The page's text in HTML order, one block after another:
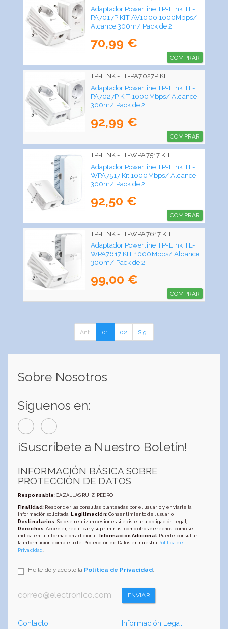
Adaptador Powerline TP-Link TL-
PA7017P KIT AV1000 1000Mbps/
Alcance 300m/ Pack de 2
70,99 €
COMPRAR
TP-LINK - TL-PA7027P KIT
Adaptador Powerline TP-Link TL-
PA7027P KIT 1000Mbps/ Alcance
300m/ Pack de 2
92,99 €
COMPRAR
TP-LINK - TL-WPA7517 KIT
Adaptador Powerline TP-Link TL-
WPA7517 Kit 1000Mbps/ Alcance
300m/ Pack de 2
92,50 €
COMPRAR
TP-LINK - TL-WPA7617 KIT
Adaptador Powerline TP-Link TL-
WPA7617 KIT 1000Mbps/ Alcance
300m/ Pack de 2
99,00 €
COMPRAR
Ant. 01 02 Sig.
Sobre Nosotros
Síguenos en:
¡Suscríbete a Nuestro Boletín!
INFORMACIÓN BÁSICA SOBRE
PROTECCIÓN DE DATOS
Responsable: CAZALLAS RUIZ, PEDRO
Finalidad: Responder las consultas planteadas por el usuario y enviarle la
información solicitada;Legitimación: Consentimiento del usuario;
Destinatarios: Solo se realizan cesiones si existe una obligación legal;
Derechos: Acceder, rectificar y suprimir, así como otros derechos, como se
indica en la información adicional; Información Adicional: Puede consultar
la información completa de Protección de Datos en nuestra Política de
Privacidad
He leído y acepto la Política de Privacidad.
ENVIAR
Contacto
Información Legal